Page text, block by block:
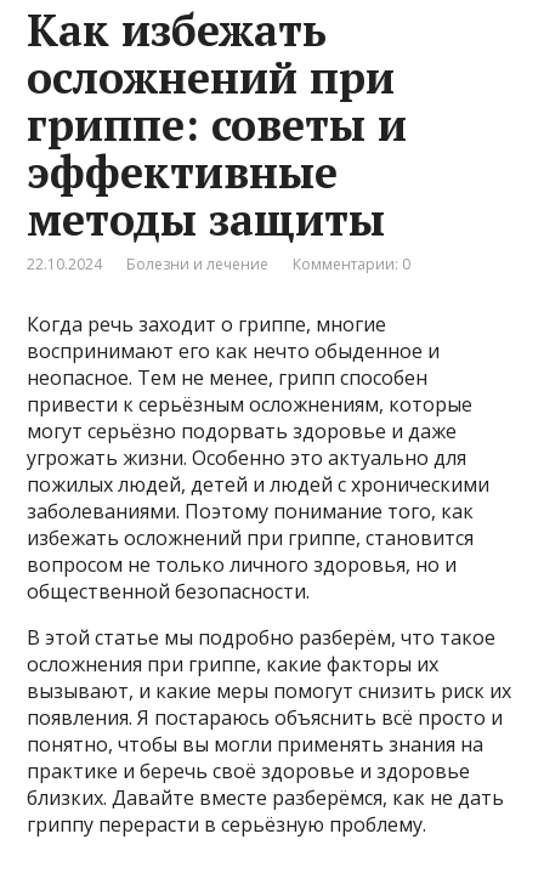
Как избежать
осложнений при
гриппе: советы и
эффективные
методы защиты
22.10.2024 Болезни и лечение Комментарии: 0
Когда речь заходит о гриппе, многие
воспринимают его как нечто обыденное и
неопасное. Тем не менее, грипп способен
привести к серьёзным осложнениям, которые
могут серьёзно подорвать здоровье и даже
угрожать жизни. Особенно это актуально для
пожилых людей, детей и людей с хроническими
заболеваниями. Поэтому понимание того, как
избежать осложнений при гриппе, становится
вопросом не только личного здоровья, но и
общественной безопасности.
В этой статье мы подробно разберём, что такое
осложнения при гриппе, какие факторы их
вызывают, и какие меры помогут снизить риск их
появления. Я постараюсь объяснить всё просто и
понятно, чтобы вы могли применять знания на
практике и беречь своё здоровье и здоровье
близких. Давайте вместе разберёмся, как не дать
гриппу перерасти в серьёзную проблему.